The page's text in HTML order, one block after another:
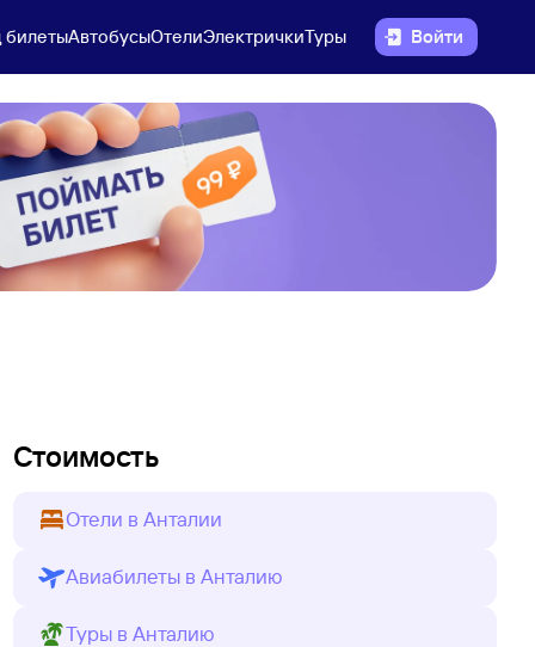
АвтобусыОтелиЭлектричкиТуры Войти
Стоимость
Отели в Анталии
Авиабилеты в Анталию
Туры в Анталию